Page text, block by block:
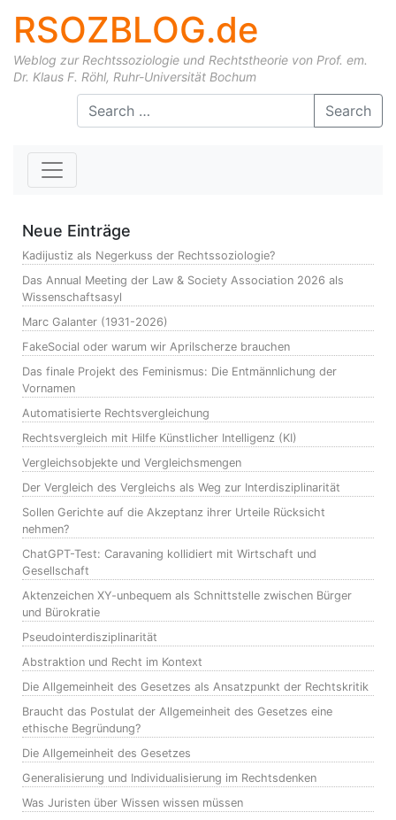
RSOZBLOG.de
Weblog zur Rechtssoziologie und Rechtstheorie von Prof. em.
Dr. Klaus F. Röhl, Ruhr-Universität Bochum
Skip to content Search
Neue Einträge
Kadijustiz als Negerkuss der Rechtssoziologie?
Das Annual Meeting der Law & Society Association 2026 als
Wissenschaftsasyl
Marc Galanter (1931-2026)
FakeSocial oder warum wir Aprilscherze brauchen
Das finale Projekt des Feminismus: Die Entmännlichung der
Vornamen
Automatisierte Rechtsvergleichung
Rechtsvergleich mit Hilfe Künstlicher Intelligenz (KI)
Vergleichsobjekte und Vergleichsmengen
Der Vergleich des Vergleichs als Weg zur Interdisziplinarität
Sollen Gerichte auf die Akzeptanz ihrer Urteile Rücksicht
nehmen?
ChatGPT-Test: Caravaning kollidiert mit Wirtschaft und
Gesellschaft
Aktenzeichen XY-unbequem als Schnittstelle zwischen Bürger
und Bürokratie
Pseudointerdisziplinarität
Abstraktion und Recht im Kontext
Die Allgemeinheit des Gesetzes als Ansatzpunkt der Rechtskritik
Braucht das Postulat der Allgemeinheit des Gesetzes eine
ethische Begründung?
Die Allgemeinheit des Gesetzes
Generalisierung und Individualisierung im Rechtsdenken
Was Juristen über Wissen wissen müssen